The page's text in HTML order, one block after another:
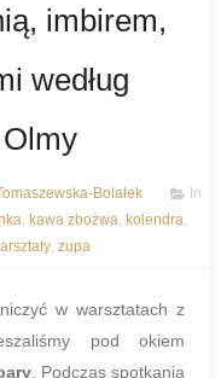
imbirem,
według
Bolałek
In
, kawa zbożwa, kolendra,
, zupa
w warsztatach z
pod okiem
. Podczas spotkania